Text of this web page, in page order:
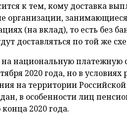
к тем, кому доставка
организации,
(на вклад), то есть без
доставляться по той же
национальную платежную
2020 года, но в
на территории
в особенности лиц
2020 года.